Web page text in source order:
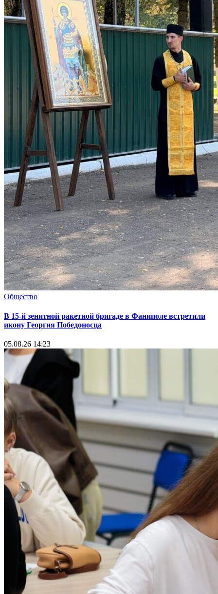
Общество
В 15-й зенитной ракетной бригаде в Фаниполе встретили
икону Георгия Победоносца
05.08.26 14:23